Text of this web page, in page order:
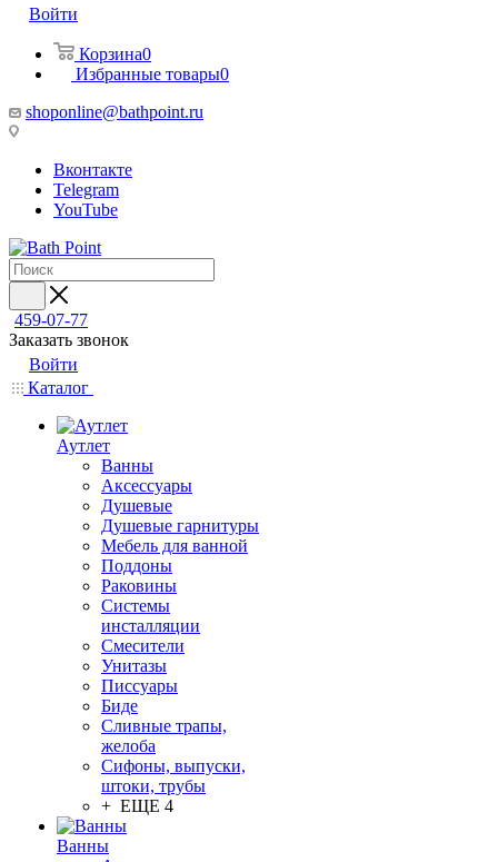
Войти
Корзина0
Избранные товары0
shoponline@bathpoint.ru
Вконтакте
Telegram
YouTube
459-07-77
Заказать звонок
Войти
Каталог
Аутлет
Ванны
Аксессуары
Душевые
Душевые гарнитуры
Мебель для ванной
Поддоны
Раковины
Системы
инсталляции
Смесители
Унитазы
Писсуары
Биде
Сливные трапы,
желоба
Сифоны, выпуски,
штоки, трубы
+ ЕЩЕ 4
Ванны